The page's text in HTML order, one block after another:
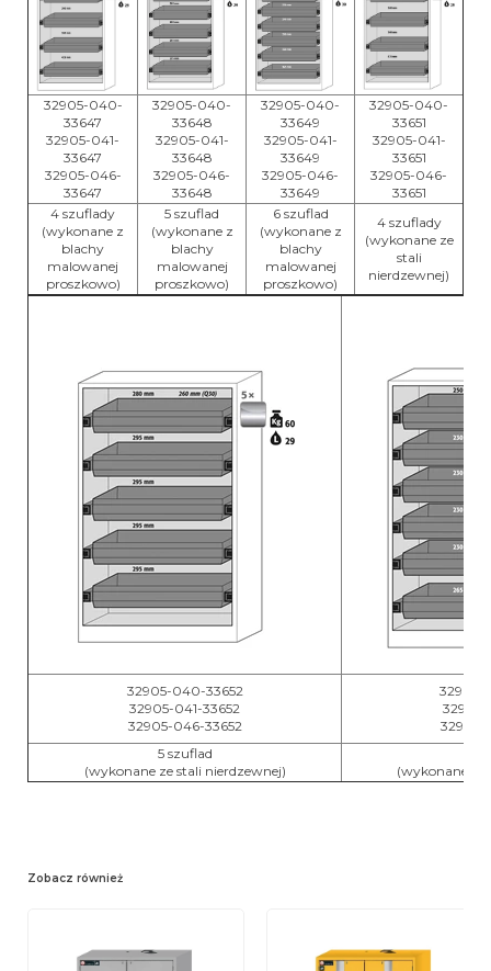
32905-040-
33647
32905-041-
33647
32905-046-
33647
32905-040-
33648
32905-041-
33648
32905-046-
33648
32905-040-
33649
32905-041-
33649
32905-046-
33649
32905-040-
33651
32905-041-
33651
32905-046-
33651
4 szuflady
(wykonane z
blachy
malowanej
proszkowo)
5 szuflad
(wykonane z
blachy
malowanej
proszkowo)
6 szuflad
(wykonane z
blachy
malowanej
proszkowo)
4 szuflady
(wykonane ze
stali
nierdzewnej)
32905-040-33652
32905-041-33652
32905-046-33652
32905-
32905-
32905-
5 szuflad
(wykonane ze stali nierdzewnej)
(wykonane ze
Zobacz również